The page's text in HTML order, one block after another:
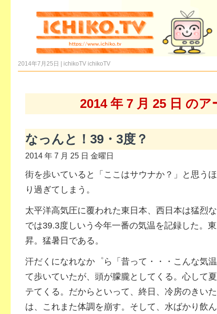
2014年7月25日 | ichikoTV ichikoTV
2014 年 7 月 25 日 のア
なっんと！39・3度？
2014 年 7 月 25 日 金曜日
街を歩いていると「ここはサウナか？」と思う
り過ぎてしまう。
太平洋高気圧に覆われた東日本、西日本は猛烈
では39.3度しいう今年一番の気温を記録した。
昇。猛暑日である。
汗だくになれなか゜ら「昔って・・・こんな気
て歩いていたが、頭が朦朧としてくる。心して
テてくる。だからといって、終日、冷房のきい
は、これまた体調を崩す。そして、水ばかり飲